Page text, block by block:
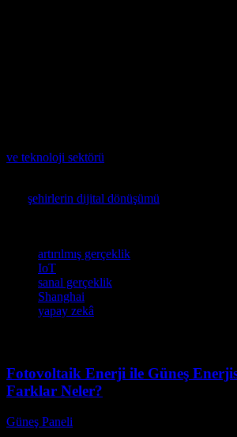
ve teknoloji sektörü
şehirlerin dijital dönüşümü
artırılmış gerçeklik
IoT
sanal gerçeklik
Shanghai
yapay zekâ
Fotovoltaik Enerji ile Güneş
Farklar Neler?
Güneş Paneli